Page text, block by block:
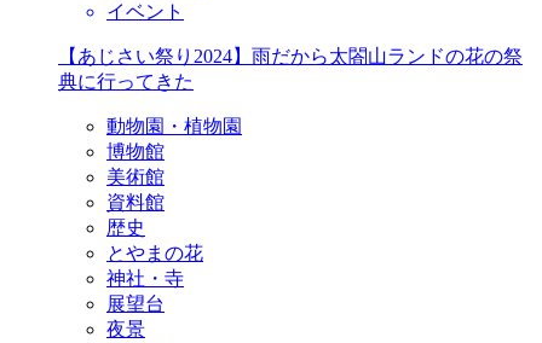
イベント
【あじさい祭り2024】雨だから太閤山ランドの花の祭
典に行ってきた
動物園・植物園
博物館
美術館
資料館
歴史
とやまの花
神社・寺
展望台
夜景